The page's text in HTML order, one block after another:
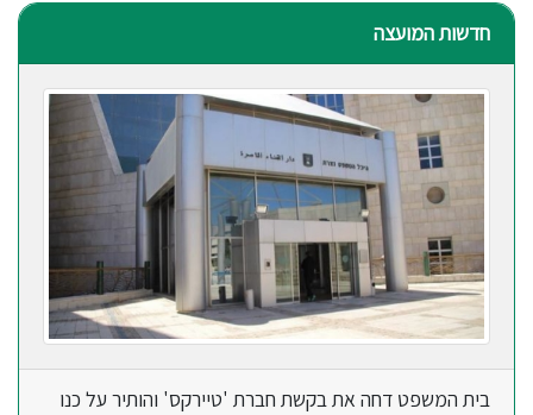
חדשות המועצה
בית המשפט דחה את בקשת חברת 'טיירקס' והותיר על כנו